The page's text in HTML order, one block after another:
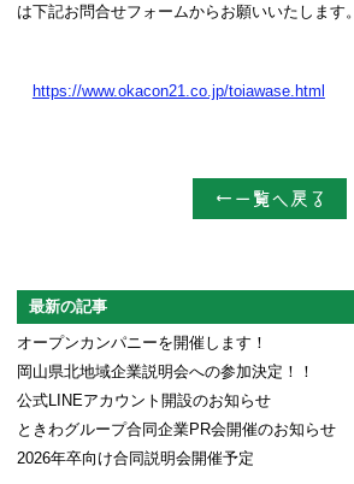
は下記お問合せフォームからお願いいたします。
https://www.okacon21.co.jp/toiawase.html
最新の記事
オープンカンパニーを開催します！
岡山県北地域企業説明会への参加決定！！
公式LINEアカウント開設のお知らせ
ときわグループ合同企業PR会開催のお知らせ
2026年卒向け合同説明会開催予定